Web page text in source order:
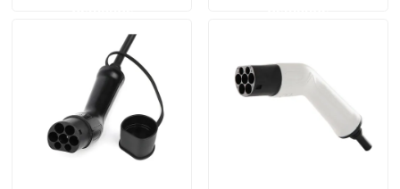
Demandez une citation
Chargeur portatif d'ev
Solutions commerciales de recharge en courant